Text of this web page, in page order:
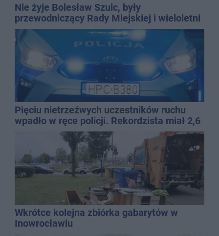
Nie żyje Bolesław Szulc, były
przewodniczący Rady Miejskiej i wieloletni
dyrektor SP 14
Pięciu nietrzeźwych uczestników ruchu
wpadło w ręce policji. Rekordzista miał 2,6
Wkrótce kolejna zbiórka gabarytów w
Inowrocławiu